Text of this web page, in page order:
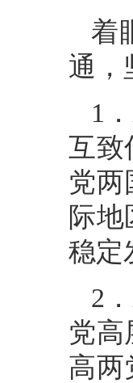
着
通，
1
互致
党两
际
稳定
2
党高
高两